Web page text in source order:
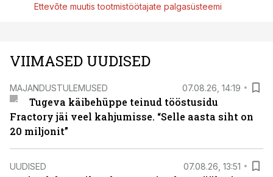
Ettevõte muutis tootmistöötajate palgasüsteemi
VIIMASED UUDISED
MAJANDUSTULEMUSED 07.08.26, 14:19
Tugeva käibehüppe teinud tööstusidu
Fractory jäi veel kahjumisse. “Selle aasta siht on
20 miljonit”
UUDISED 07.08.26, 13:51